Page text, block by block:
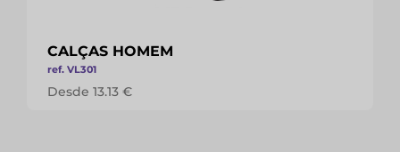
CALÇAS HOMEM
ref. VL301
Desde 13.13 €